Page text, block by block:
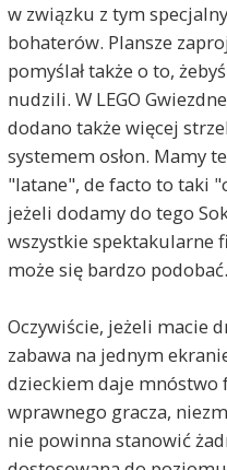
w związku z tym
bohaterów. Plansze
pomyślał także o to,
nudzili. W LEGO
dodano także więcej
systemem osłon. Mamy
"latane", de facto to taki
jeżeli dodamy do tego
wszystkie spektakularne
może się bardzo podobać.
Oczywiście, jeżeli macie
zabawa na jednym
dzieckiem daje mnóstwo
wprawnego gracza,
nie powinna stanowić